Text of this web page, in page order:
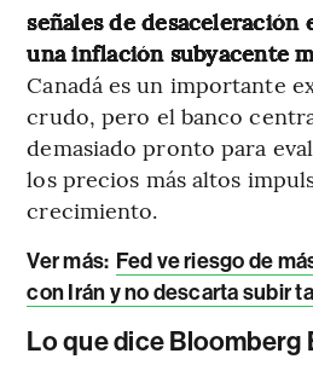
señales de desaceleración
una inflación subyacente
Canadá es un importante
crudo, pero el banco
demasiado pronto para
los precios más altos
crecimiento.
Ver más: Fed ve riesgo de
con Irán y no descarta subir
Lo que dice Bloomberg